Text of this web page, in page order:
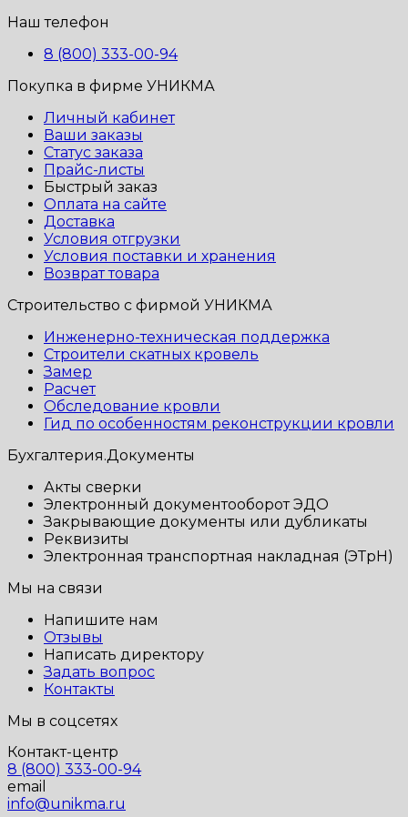
Наш телефон
8 (800) 333-00-94
Покупка в фирме УНИКМА
Личный кабинет
Ваши заказы
Статус заказа
Прайс-листы
Быстрый заказ
Оплата на сайте
Доставка
Условия отгрузки
Условия поставки и хранения
Возврат товара
Строительство с фирмой УНИКМА
Инженерно-техническая поддержка
Строители скатных кровель
Замер
Расчет
Обследование кровли
Гид по особенностям реконструкции кровли
Бухгалтерия.Документы
Акты сверки
Электронный документооборот ЭДО
Закрывающие документы или дубликаты
Реквизиты
Электронная транспортная накладная (ЭТрН)
Мы на связи
Напишите нам
Отзывы
Написать директору
Задать вопрос
Контакты
Мы в соцсетях
Контакт-центр
8 (800) 333-00-94
email
info@unikma.ru